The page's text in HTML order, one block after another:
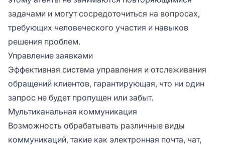
задачами и могут сосредоточиться на вопросах,
требующих человеческого участия и навыков
решения проблем.
Управление заявками
Эффективная система управления и отслеживания
обращений клиентов, гарантирующая, что ни один
запрос не будет пропущен или забыт.
Мультиканальная коммуникация
Возможность обрабатывать различные виды
коммуникаций, такие как электронная почта, чат,